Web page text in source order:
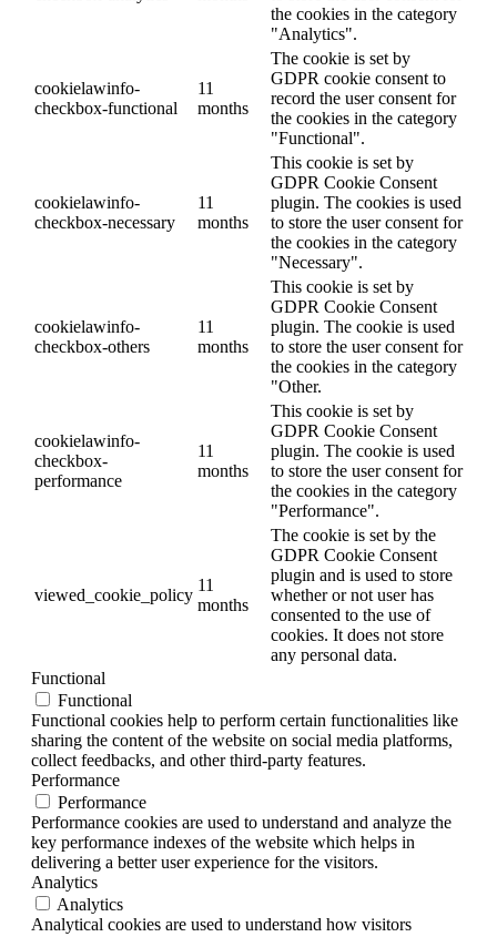
the cookies in the category
"Analytics".
cookielawinfo-
checkbox-functional
11
months
The cookie is set by
GDPR cookie consent to
record the user consent for
the cookies in the category
"Functional".
cookielawinfo-
checkbox-necessary
11
months
This cookie is set by
GDPR Cookie Consent
plugin. The cookies is used
to store the user consent for
the cookies in the category
"Necessary".
cookielawinfo-
checkbox-others
11
months
This cookie is set by
GDPR Cookie Consent
plugin. The cookie is used
to store the user consent for
the cookies in the category
"Other.
cookielawinfo-
checkbox-
performance
11
months
This cookie is set by
GDPR Cookie Consent
plugin. The cookie is used
to store the user consent for
the cookies in the category
"Performance".
viewed_cookie_policy
11
months
The cookie is set by the
GDPR Cookie Consent
plugin and is used to store
whether or not user has
consented to the use of
cookies. It does not store
any personal data.
Functional
Functional
Functional cookies help to perform certain functionalities like
sharing the content of the website on social media platforms,
collect feedbacks, and other third-party features.
Performance
Performance
Performance cookies are used to understand and analyze the
key performance indexes of the website which helps in
delivering a better user experience for the visitors.
Analytics
Analytics
Analytical cookies are used to understand how visitors